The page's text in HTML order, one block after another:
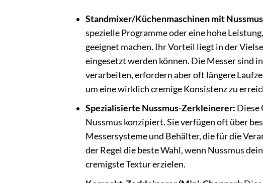
Standmixer/Küchenmaschinen mit
spezielle Programme oder eine hohe
geeignet machen. Ihr Vorteil liegt in der
eingesetzt werden können. Die Messer sind
verarbeiten, erfordern aber oft längere
um eine wirklich cremige Konsistenz zu
Spezialisierte Nussmus-Zerkleinerer: Diese
Nussmus konzipiert. Sie verfügen oft über
Messersysteme und Behälter, die für die
der Regel die beste Wahl, wenn Nussmus
cremigste Textur erzielen.